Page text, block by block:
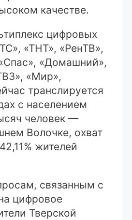
качестве.
цифровых
«ТНТ», «РенТВ»,
«Домашний»,
«Мир»,
транслируется
с населением
человек —
Волочке, охват
жителей
связанным с
цифровое
Тверской